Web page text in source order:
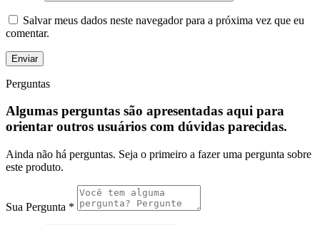
Salvar meus dados neste navegador para a próxima vez que eu
comentar.
Perguntas
Algumas perguntas são apresentadas aqui para
orientar outros usuários com dúvidas parecidas.
Ainda não há perguntas. Seja o primeiro a fazer uma pergunta sobre
este produto.
Sua Pergunta *